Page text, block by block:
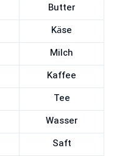
Butter
Käse
Milch
Kaffee
Tee
Wasser
Saft